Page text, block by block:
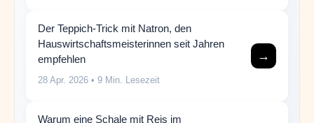
Der Teppich-Trick mit Natron, den
Hauswirtschaftsmeisterinnen seit Jahren
empfehlen
28 Apr. 2026 • 9 Min. Lesezeit
→
Warum eine Schale mit Reis im